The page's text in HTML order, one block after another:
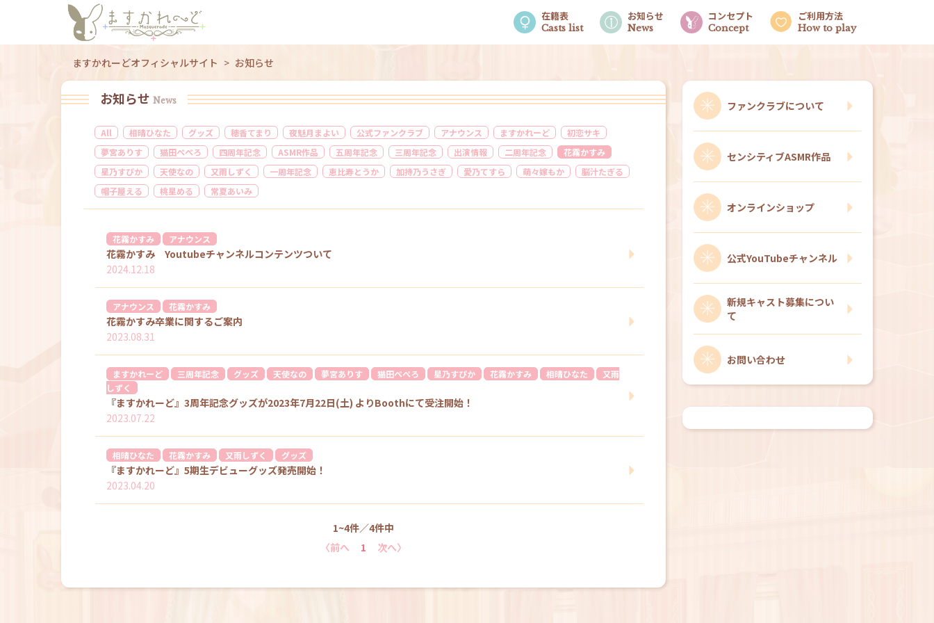
在籍表
Casts list
お知らせ
News
コンセプト
Concept
ご利用方法
How to play
ますかれーどオフィシャルサイト > お知らせ
お知らせ News
All 相晴ひなた グッズ 穂香てまり 夜魅月まよい 公式ファンクラブ アナウンス ますかれーど
初恋サキ
夢宮ありす
猫田ぺぺろ 四周年記念 ASMR作品 五周年記念 三周年記念 出演情報 二周年記念
花霧かすみ
星乃すぴか
天使なの 又雨しずく 一周年記念 恵比寿とうか 加持乃うさぎ 愛乃てすら 萌々嫁もか
脳汁たぎる
帽子屋える
桃星める 常夏あいみ
花霧かすみ アナウンス
花霧かすみ Youtubeチャンネルコンテンツついて
2024.12.18
アナウンス 花霧かすみ
花霧かすみ卒業に関するご案内
2023.08.31
ますかれーど 三周年記念 グッズ 天使なの 夢宮ありす 猫田ぺぺろ 星乃すぴか 花霧かすみ 相晴ひなた
又雨
しずく
『ますかれーど』3周年記念グッズが2023年7月22日(土) よりBoothにて受注開始！
2023.07.22
相晴ひなた 花霧かすみ 又雨しずく グッズ
『ますかれーど』5期生デビューグッズ発売開始！
2023.04.20
1~4件／4件中
〈前へ
1 次へ〉
ファンクラブについて
センシティブASMR作品
オンラインショップ
公式YouTubeチャンネル
新規キャスト募集につい
て
お問い合わせ